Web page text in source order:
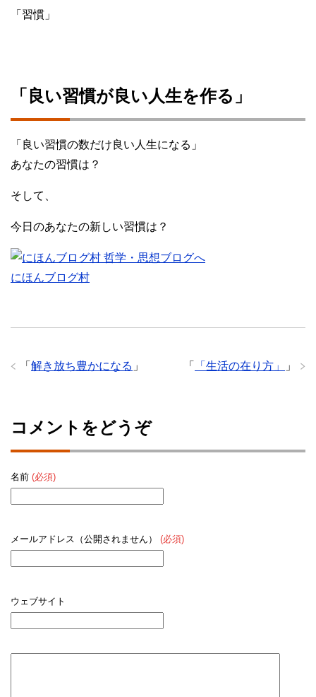
「習慣」
「良い習慣が良い人生を作る」
「良い習慣の数だけ良い人生になる」
あなたの習慣は？
そして、
今日のあなたの新しい習慣は？
にほんブログ村
「 「生活の在り方」 」
「 解き放ち豊かになる 」
コメントをどうぞ
名前 (必須)
メールアドレス（公開されません） (必須)
ウェブサイト